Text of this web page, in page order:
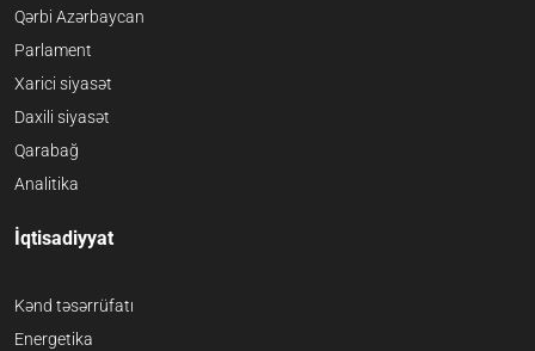
Qərbi Azərbaycan
Parlament
Xarici siyasət
Daxili siyasət
Qarabağ
Analitika
İqtisadiyyat
Kənd təsərrüfatı
Energetika